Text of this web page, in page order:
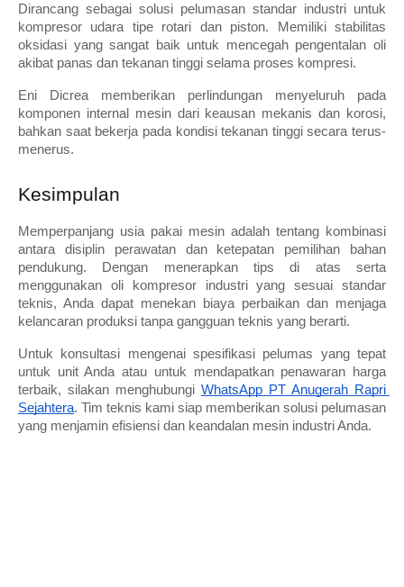
Dirancang sebagai solusi pelumasan standar industri untuk
kompresor udara tipe rotari dan piston. Memiliki stabilitas
oksidasi yang sangat baik untuk mencegah pengentalan oli
akibat panas dan tekanan tinggi selama proses kompresi.
Eni Dicrea memberikan perlindungan menyeluruh pada
komponen internal mesin dari keausan mekanis dan korosi,
bahkan saat bekerja pada kondisi tekanan tinggi secara terus-
menerus.
Kesimpulan
Memperpanjang usia pakai mesin adalah tentang kombinasi
antara disiplin perawatan dan ketepatan pemilihan bahan
pendukung. Dengan menerapkan tips di atas serta
menggunakan oli kompresor industri yang sesuai standar
teknis, Anda dapat menekan biaya perbaikan dan menjaga
kelancaran produksi tanpa gangguan teknis yang berarti.
Untuk konsultasi mengenai spesifikasi pelumas yang tepat
untuk unit Anda atau untuk mendapatkan penawaran harga
terbaik, silakan menghubungi WhatsApp PT Anugerah Rapri
Sejahtera. Tim teknis kami siap memberikan solusi pelumasan
yang menjamin efisiensi dan keandalan mesin industri Anda.